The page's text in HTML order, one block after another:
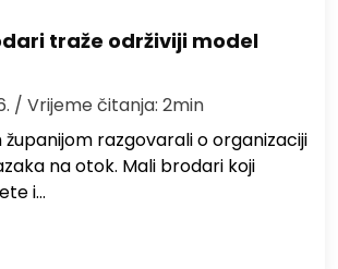
traže održiviji model
/ Vrijeme čitanja: 2min
županijom razgovarali o organizaciji
na otok. Mali brodari koji
i…